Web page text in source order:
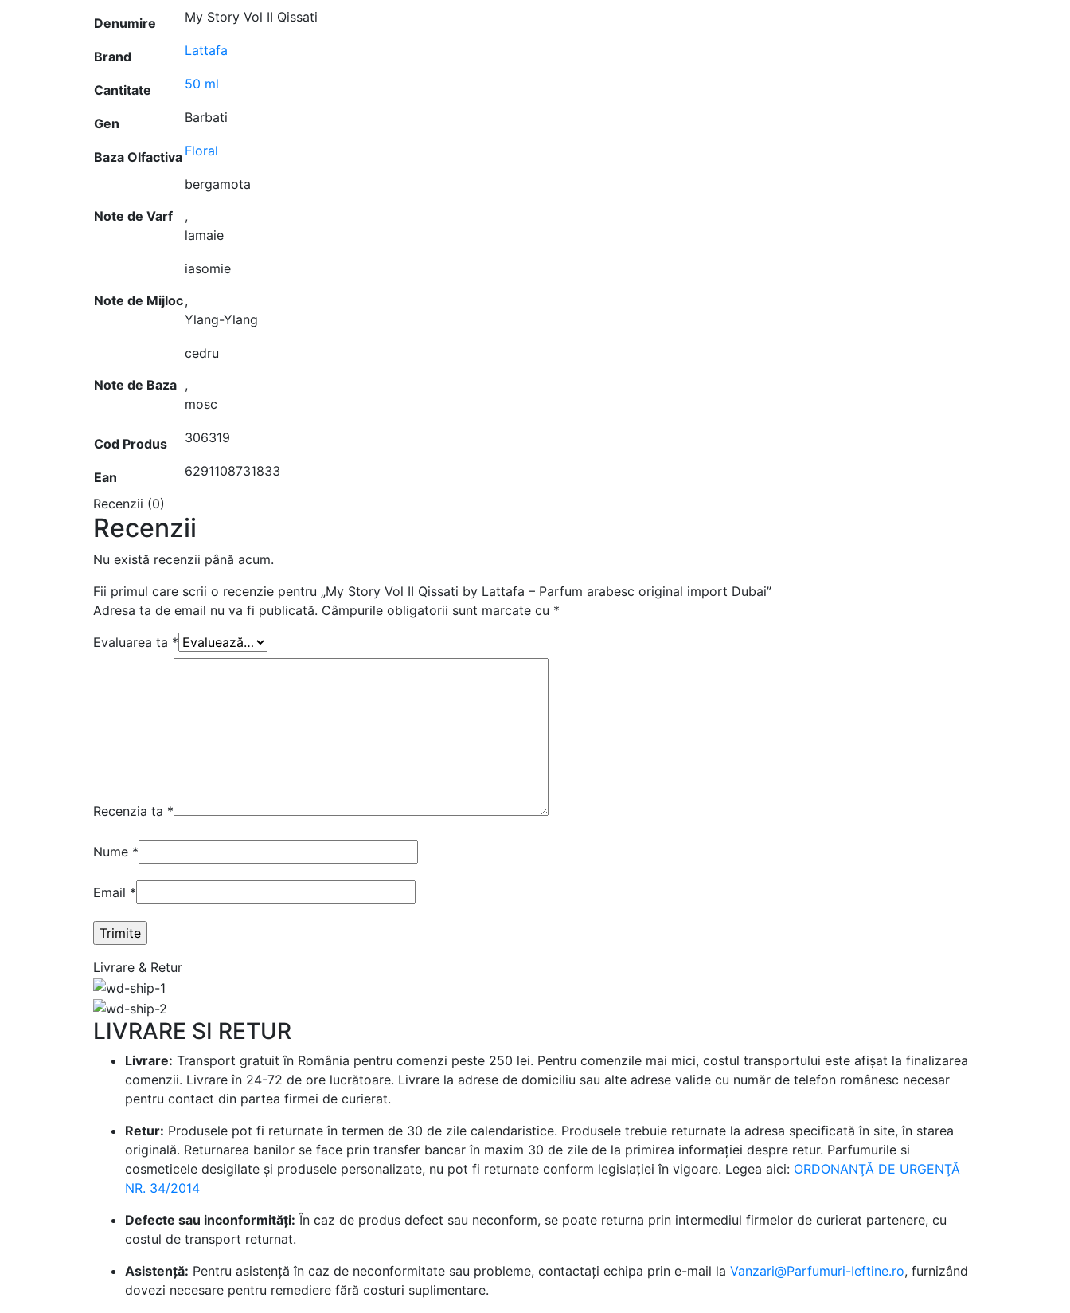
Denumire My Story Vol II Qissati
Brand Lattafa
Cantitate 50 ml
Gen Barbati
Baza Olfactiva Floral
Note de Varf
bergamota
,
lamaie
Note de Mijloc
iasomie
,
Ylang-Ylang
Note de Baza
cedru
,
mosc
Cod Produs 306319
Ean 6291108731833
Recenzii (0)
Recenzii
Nu există recenzii până acum.
Fii primul care scrii o recenzie pentru „My Story Vol II Qissati by Lattafa – Parfum arabesc original import Dubai”
Adresa ta de email nu va fi publicată. Câmpurile obligatorii sunt marcate cu *
Evaluarea ta *
Recenzia ta *
Nume *
Email *
Livrare & Retur
LIVRARE SI RETUR
Livrare: Transport gratuit în România pentru comenzi peste 250 lei. Pentru comenzile mai mici, costul transportului este afișat la finalizarea
comenzii. Livrare în 24-72 de ore lucrătoare. Livrare la adrese de domiciliu sau alte adrese valide cu număr de telefon românesc necesar
pentru contact din partea firmei de curierat.
Retur: Produsele pot fi returnate în termen de 30 de zile calendaristice. Produsele trebuie returnate la adresa specificată în site, în starea
originală. Returnarea banilor se face prin transfer bancar în maxim 30 de zile de la primirea informației despre retur. Parfumurile si
cosmeticele desigilate și produsele personalizate, nu pot fi returnate conform legislației în vigoare. Legea aici: ORDONANŢĂ DE URGENŢĂ
NR. 34/2014
Defecte sau inconformități: În caz de produs defect sau neconform, se poate returna prin intermediul firmelor de curierat partenere, cu
costul de transport returnat.
Asistență: Pentru asistență în caz de neconformitate sau probleme, contactați echipa prin e-mail la Vanzari@Parfumuri-Ieftine.ro, furnizând
dovezi necesare pentru remediere fără costuri suplimentare.